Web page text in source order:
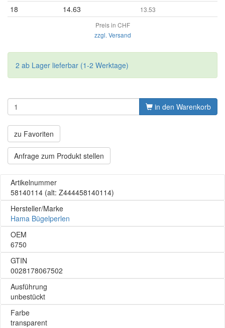
18 14.63
13.53
Preis in CHF
zzgl. Versand
2 ab Lager lieferbar (1-2 Werktage)
in den Warenkorb
zu Favoriten
Anfrage zum Produkt stellen
Artikelnummer
58140114 (alt: Z444458140114)
Hersteller/Marke
Hama Bügelperlen
OEM
6750
GTIN
0028178067502
Ausführung
unbestückt
Farbe
transparent